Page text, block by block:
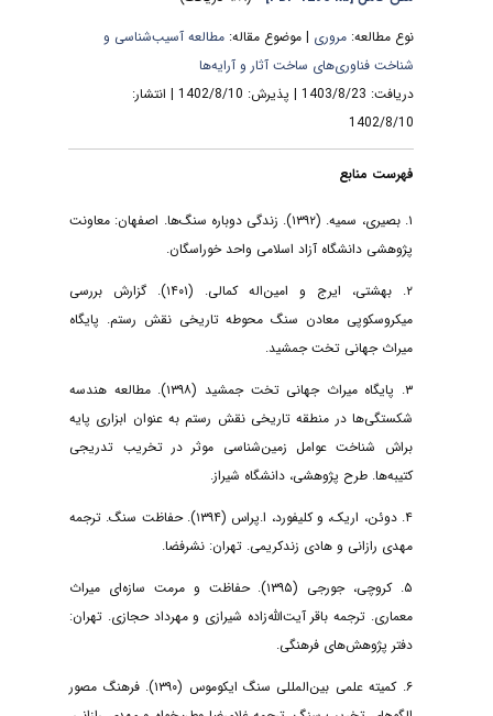
نوع مطالعه:مروری| موضوع مقاله:مطالعه آسیب‌شناسی و
شناخت فناوری‌های ساخت آثار و آرایه‌ها
دریافت: 1403/8/23 | پذیرش: 1402/8/10 | انتشار:
1402/8/10
فهرست منابع
۱. بصیری، سمیه. (۱۳۹۲). زندگی دوباره سنگ‌ها. اصفهان: معاونت
پژوهشی دانشگاه آزاد اسلامی واحد خوراسگان.
۲. بهشتی، ایرج و امین‌اله کمالی. (۱۴۰۱). گزارش بررسی
میکروسکوپی معادن سنگ محوطه تاریخی نقش رستم. پایگاه
میراث جهانی تخت جمشید.
۳. پایگاه میراث جهانی تخت جمشید (۱۳۹۸). مطالعه هندسه
شکستگی‌ها در منطقه تاریخی نقش رستم به عنوان ابزاری پایه
براش شناخت عوامل زمین‌شناسی موثر در تخریب تدریجی
کتیبه‌ها. طرح پژوهشی، دانشگاه شیراز.
۴. دوئن، اریک، و کلیفورد، ا.پراس (۱۳۹۴). حفاظت سنگ. ترجمه
مهدی رازانی و هادی زندکریمی. تهران: نشرفضا.
۵. کروچی، جورجی (۱۳۹۵). حفاظت و مرمت سازه‌ای میراث
معماری. ترجمه باقر آیت‌الله‌زاده شیرازی و مهرداد حجازی. تهران:
دفتر پژوهش‌های فرهنگی.
۶. کمیته علمی بین‌المللی سنگ ایکوموس (۱۳۹۰). فرهنگ مصور